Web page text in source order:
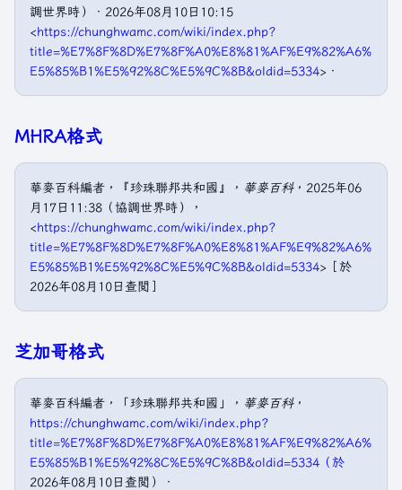
調世界時）．2026年08月10日10:15
<https://chunghwamc.com/wiki/index.php?
title=%E7%8F%8D%E7%8F%A0%E8%81%AF%E9%82%A6%
E5%85%B1%E5%92%8C%E5%9C%8B&oldid=5334>．
MHRA格式
華麥百科編者，『珍珠聯邦共和國』， 華麥百科，2025年06
月17日11:38（協調世界時），
<https://chunghwamc.com/wiki/index.php?
title=%E7%8F%8D%E7%8F%A0%E8%81%AF%E9%82%A6%
E5%85%B1%E5%92%8C%E5%9C%8B&oldid=5334>［於
2026年08月10日查閲］
芝加哥格式
華麥百科編者，「珍珠聯邦共和國」， 華麥百科，
https://chunghwamc.com/wiki/index.php?
title=%E7%8F%8D%E7%8F%A0%E8%81%AF%E9%82%A6%
E5%85%B1%E5%92%8C%E5%9C%8B&oldid=5334（於
2026年08月10日查閲）．